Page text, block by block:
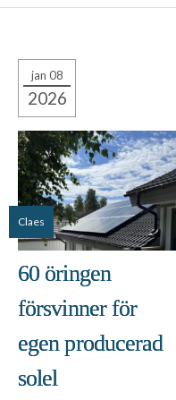
jan 08
2026
Claes
60 öringen
försvinner för
egen producerad
solel